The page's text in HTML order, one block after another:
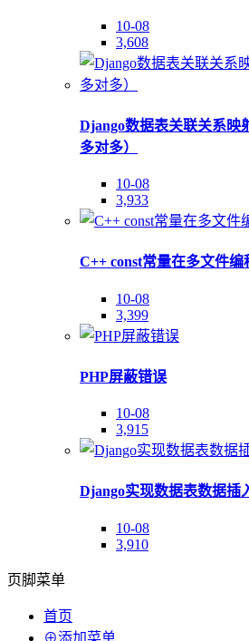
10-08
3,608
Django数据表关联关系映
多对多）
10-08
3,933
C++ const常量在多文件编
10-08
3,399
PHP屏蔽错误
10-08
3,915
Django实现数据表数据插
10-08
3,910
页脚菜单
首页
⊕添加菜单